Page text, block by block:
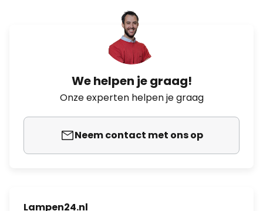
We helpen je graag!
Onze experten helpen je graag
Neem contact met ons op
Lampen24.nl